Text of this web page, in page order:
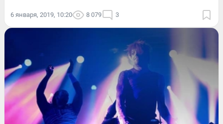
6 января, 2019, 10:20 8 079 3